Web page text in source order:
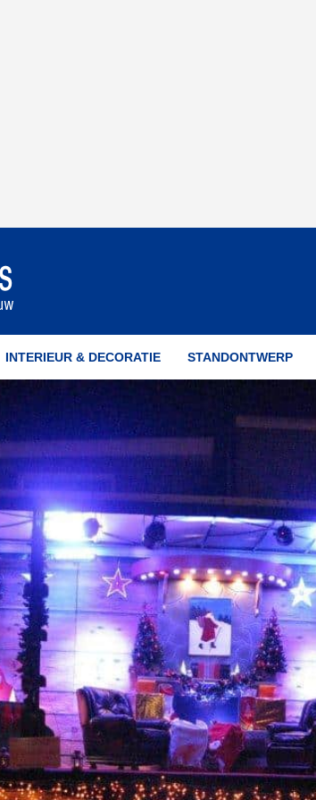
INTERIEUR & DECORATIE STANDONTWERP